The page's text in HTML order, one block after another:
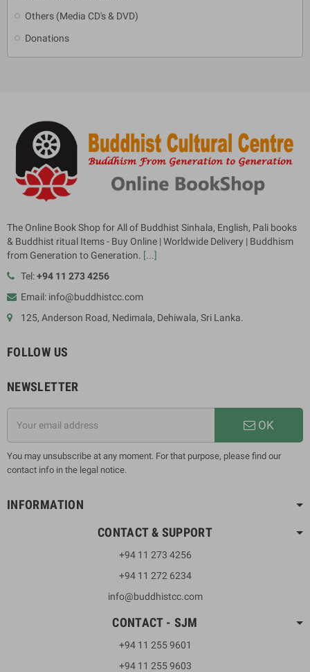
Others (Media CD's & DVD)
Donations
The Online Book Shop for All of Buddhist Sinhala, English, Pali books
& Buddhist ritual Items - Buy Online | Worldwide Delivery | Buddhism
from Generation to Generation. [...]
Tel:+94 11 273 4256
Email: info@buddhistcc.com
125, Anderson Road, Nedimala, Dehiwala, Sri Lanka.
FOLLOW US
NEWSLETTER
OK
You may unsubscribe at any moment. For that purpose, please find our
contact info in the legal notice.
INFORMATION
CONTACT & SUPPORT
+94 11 273 4256
+94 11 272 6234
info@buddhistcc.com
CONTACT - SJM
+94 11 255 9601
+94 11 255 9603